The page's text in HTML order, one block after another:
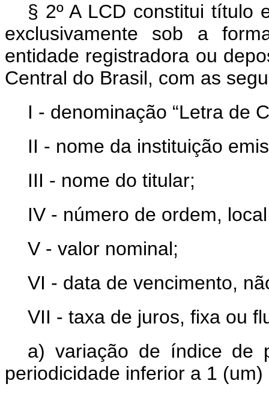
§ 2º A LCD constitui título
exclusivamente sob a
entidade registradora ou
Central do Brasil, com as
I - denominação “Letra de
II - nome da instituição
III - nome do titular;
IV - número de ordem,
V - valor nominal;
VI - data de vencimento,
VII - taxa de juros, fixa ou
a) variação de índice de
periodicidade inferior a 1 (um)